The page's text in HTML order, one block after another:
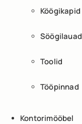
Köögikapid
Söögilauad
Toolid
Tööpinnad
Kontorimööbel